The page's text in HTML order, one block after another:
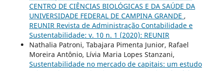
CENTRO DE CIÊNCIAS BIOLÓGICAS E DA SAÚDE DA
UNIVERSIDADE FEDERAL DE CAMPINA GRANDE ,
REUNIR Revista de Administração Contabilidade e
Sustentabilidade: v. 10 n. 1 (2020): REUNIR
Nathalia Patroni, Tabajara Pimenta Junior, Rafael
Moreira Antônio, Lívia Maria Lopes Stanzani,
Sustentabilidade no mercado de capitais: um estudo